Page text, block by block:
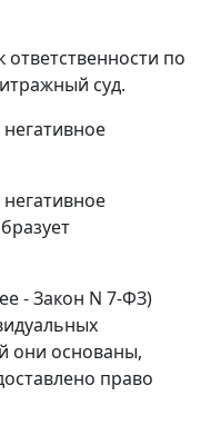
по
суд.
-Закон N 7-ФЗ)
они основаны,
право